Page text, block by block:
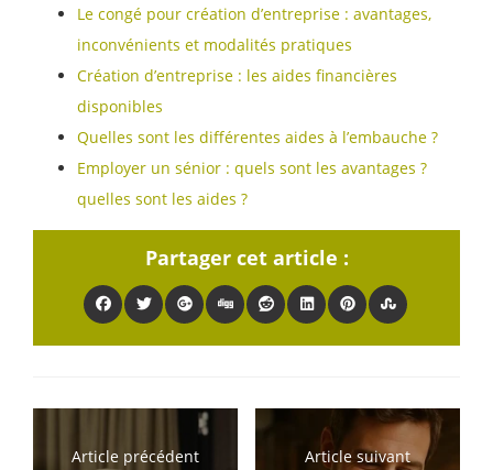
Le congé pour création d’entreprise : avantages,
inconvénients et modalités pratiques
Création d’entreprise : les aides financières
disponibles
Quelles sont les différentes aides à l’embauche ?
Employer un sénior : quels sont les avantages ?
quelles sont les aides ?
Partager cet article :
Article précédent Article suivant